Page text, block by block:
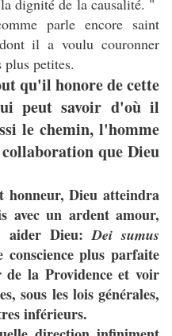
dignité de la causalité. "
parle encore saint
il a voulu couronner
plus petites.
qu'il honore de cette
peut savoir d'où il
le chemin, l'homme
que Dieu
honneur, Dieu atteindra
avec un ardent amour,
aider Dieu:Dei sumus
conscience plus parfaite
la Providence et voir
sous les lois générales,
inférieurs.